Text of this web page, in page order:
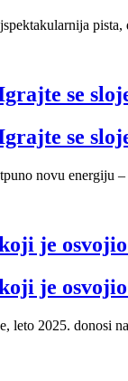
se
se
novu
je
je
leto 2025. donosi